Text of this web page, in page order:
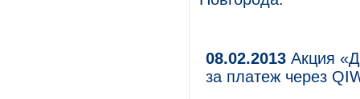
08.02.2013 Акция
за платеж через